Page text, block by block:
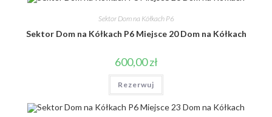
Sektor Dom na Kółkach P6
Sektor Dom na Kółkach P6 Miejsce 20 Dom na Kółkach
600,00zł
Rezerwuj